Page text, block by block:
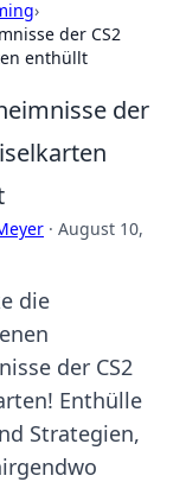
›
der CS2
enthüllt
der
· August 10,
die
der CS2
Enthülle
Strategien,